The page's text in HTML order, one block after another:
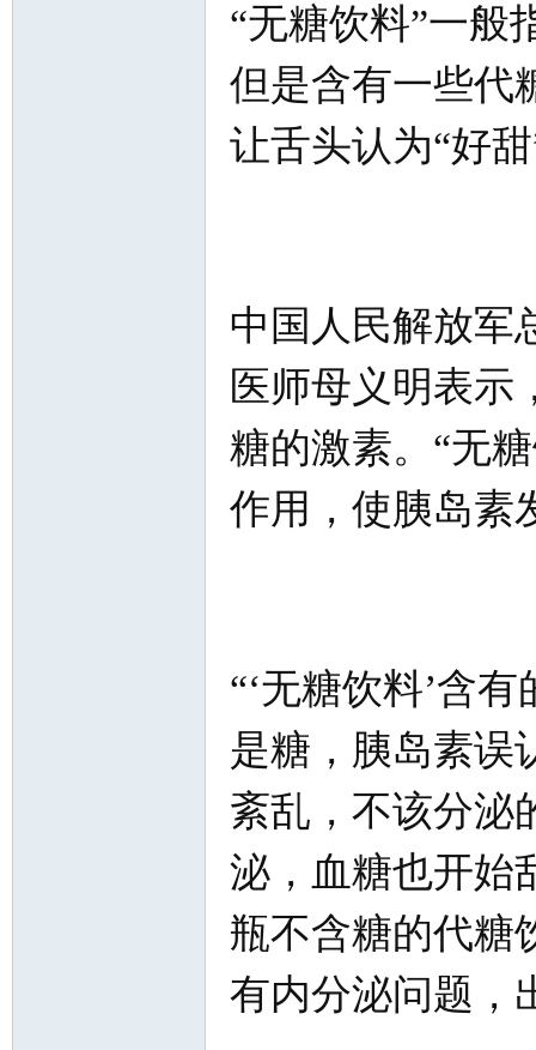
“无糖饮料”一般
但是含有一些代
让舌头认为“好
中国人民解放军
医师母义明表示
糖的激素。“无
作用，使胰岛素
“‘无糖饮料’含
是糖，胰岛素误
紊乱，不该分泌
泌，血糖也开始
瓶不含糖的代糖
有内分泌问题，